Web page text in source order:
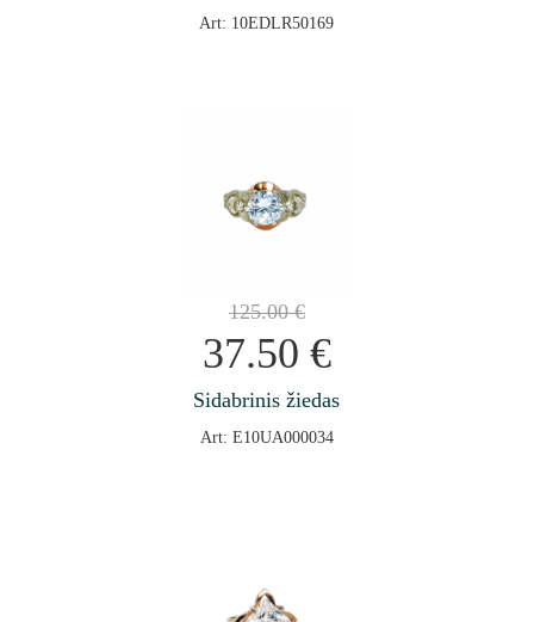
Art: 10EDLR50169
125.00€
37.50 €
Sidabrinis žiedas
Art: E10UA000034